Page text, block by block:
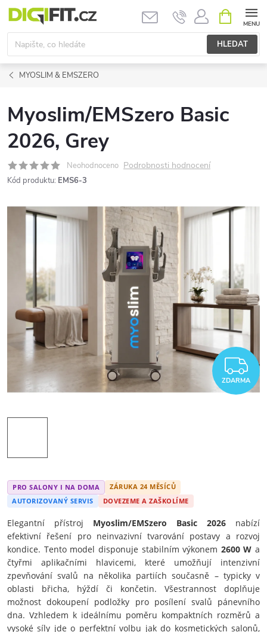
Přejít
obsah
HLEDAT
NÁKUPNÍ
KOŠÍK
MYOSLIM & EMSZERO
Myoslim/EMSzero Basic
2026, Grey
Neohodnoceno Podrobnosti hodnocení
Kód produktu: EMS6-3
ZDARMA
PRO SALONY I NA DOMA
ZÁRUKA 24 MĚSÍCŮ
AUTORIZOVANÝ SERVIS
DOVEZEME A ZAŠKOLÍME
Elegantní přístroj Myoslim/EMSzero Basic 2026 nabízí
efektivní řešení pro neinvazivní tvarování postavy a rozvoj
kondice. Tento model disponuje stabilním výkonem 2600 W a
čtyřmi aplikačními hlavicemi, které umožňují intenzivní
zpevňování svalů na několika partiích současně – typicky v
oblasti břicha, hýždí či končetin. Všestrannost doplňuje
možnost dokoupení podložky pro posílení svalů pánevního
dna. Vzhledem k ideálnímu poměru kompaktních rozměrů a
vysoké síly jde o perfektní volbu jak do kosmetických salonů,